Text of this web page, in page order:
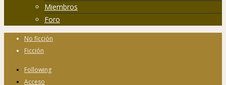
Miembros
Foro
No ficción
Ficción
Following
Acceso